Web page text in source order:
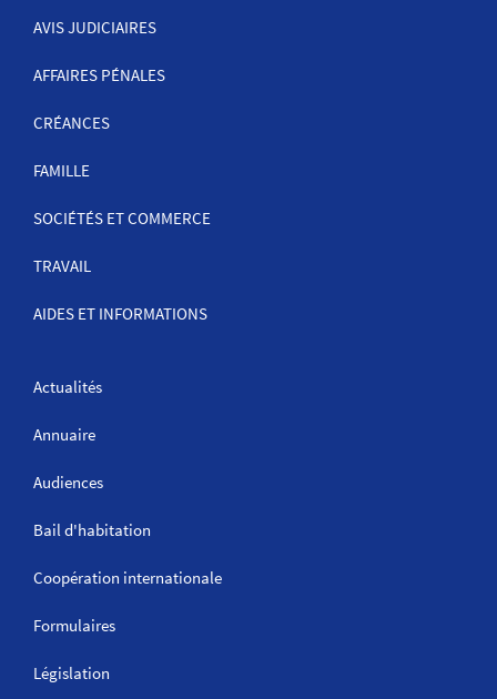
DE
NAVIGATION
AVIS JUDICIAIRES
AFFAIRES PÉNALES
CRÉANCES
FAMILLE
SOCIÉTÉS ET COMMERCE
TRAVAIL
AIDES ET INFORMATIONS
Actualités
Annuaire
Audiences
Bail d'habitation
Coopération internationale
Formulaires
Législation